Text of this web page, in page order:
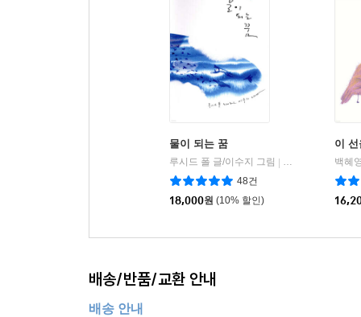
물이 되는 꿈
루시드 폴 글/이수지 그림
청어람아이(청어
48건
18,000원 (10% 할인)
이
백혜
배송/반품/교환 안내
배송 안내